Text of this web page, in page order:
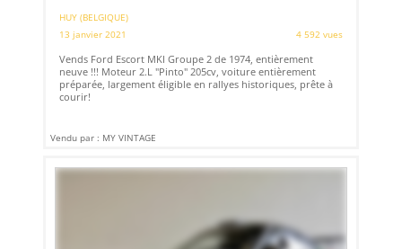
HUY (BELGIQUE)
13 janvier 2021
4 592 vues
Vends Ford Escort MKI Groupe 2 de 1974, entièrement
neuve !!! Moteur 2.L "Pinto" 205cv, voiture entièrement
préparée, largement éligible en rallyes historiques, prête à
courir!
Vendu par : MY VINTAGE